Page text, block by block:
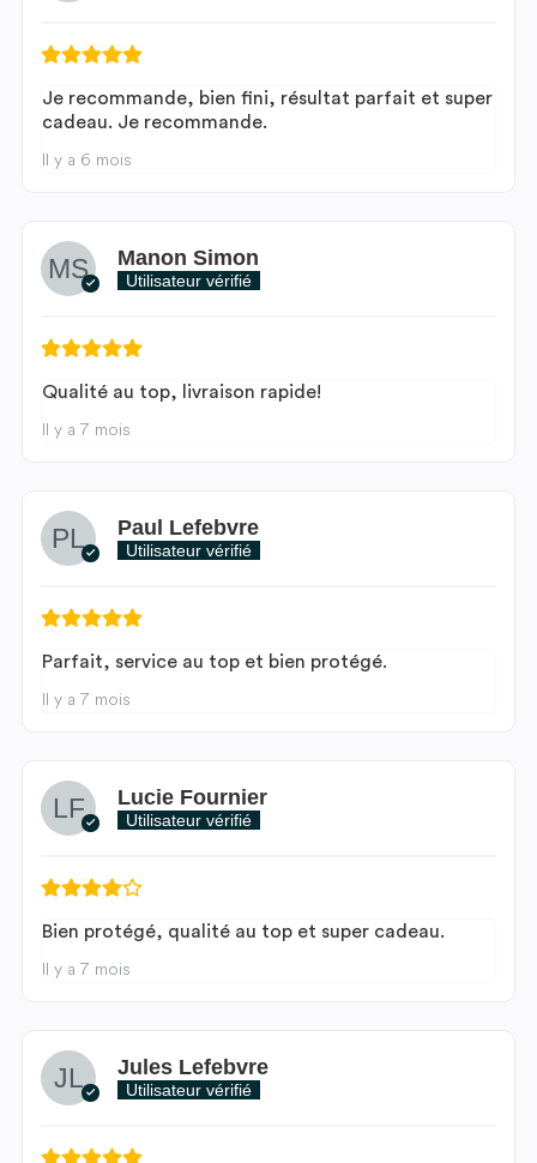
Je recommande, bien fini, résultat parfait et super
cadeau. Je recommande.
Il y a 6 mois
Manon Simon
Utilisateur vérifié
Qualité au top, livraison rapide!
Il y a 7 mois
Paul Lefebvre
Utilisateur vérifié
Parfait, service au top et bien protégé.
Il y a 7 mois
Lucie Fournier
Utilisateur vérifié
Bien protégé, qualité au top et super cadeau.
Il y a 7 mois
Jules Lefebvre
Utilisateur vérifié